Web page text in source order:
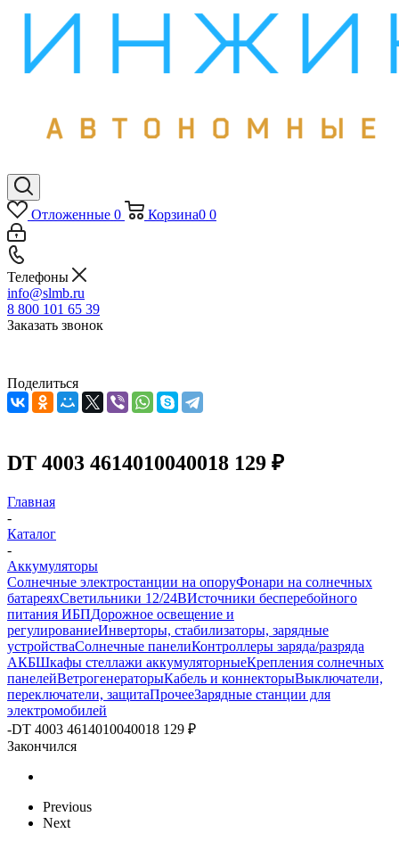
Отложенные 0 Корзина0 0
Телефоны
info@slmb.ru
8 800 101 65 39
Заказать звонок
Поделиться
DT 4003 4614010040018 129 ₽
Главная
-
Каталог
-
Аккумуляторы
Солнечные электростанции на опоруФонари на солнечных
батареяхСветильники 12/24ВИсточники бесперебойного
питания ИБПДорожное освещение и
регулированиеИнверторы, стабилизаторы, зарядные
устройстваСолнечные панелиКонтроллеры заряда/разряда
АКБШкафы стеллажи аккумуляторныеКрепления солнечных
панелейВетрогенераторыКабель и коннекторыВыключатели,
переключатели, защитаПрочееЗарядные станции для
электромобилей
-DT 4003 4614010040018 129 ₽
Закончился
Previous
Next